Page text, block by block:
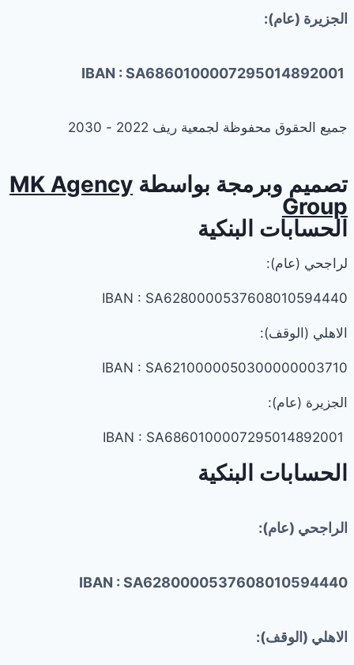
الجزيرة (عام):
جميع الحقوق محفوظة لجمعية ريف 2022 - 2030
تصميم وبرمجة بواسطة MK Agency
Group
الحسابات البنكية
لراجحي (عام):
IBAN : SA6280000537608010594440
الاهلي (الوقف):
IBAN : SA6210000050300000003710
الجزيرة (عام):
الحسابات البنكية
الراجحي (عام):
IBAN : SA6280000537608010594440
الاهلي (الوقف):